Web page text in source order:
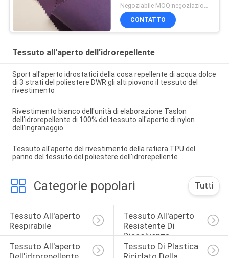
Negoziabile MOQ:negoziazione
CONTATTO
Tessuto all'aperto dell'idrorepellente
Sport all'aperto idrostatici della cosa repellente di acqua dolce
di 3 strati del poliestere DWR gli alti piovono il tessuto del
rivestimento
Rivestimento bianco dell'unità di elaborazione Taslon
dell'idrorepellente di 100% del tessuto all'aperto di nylon
dell'ingranaggio
Tessuto all'aperto del rivestimento della ratiera TPU del
panno del tessuto del poliestere dell'idrorepellente
Categorie popolari Tutti
Tessuto All'aperto
Respirabile
Tessuto All'aperto
Resistente Di
Dissolvenza
Tessuto All'aperto
Tessuto Di Plastica